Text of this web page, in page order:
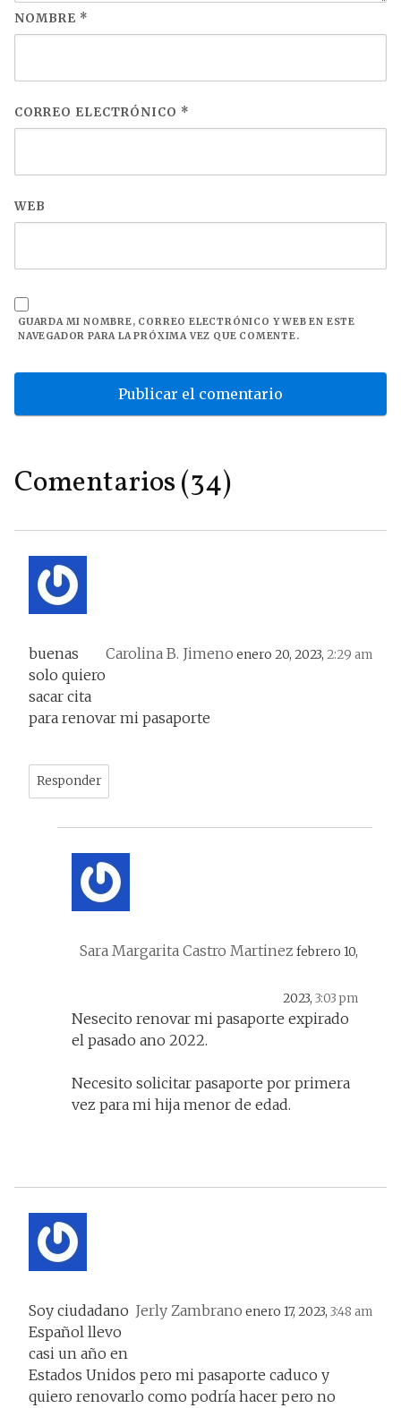
NOMBRE *
CORREO ELECTRÓNICO *
WEB
GUARDA MI NOMBRE, CORREO ELECTRÓNICO Y WEB EN ESTE
NAVEGADOR PARA LA PRÓXIMA VEZ QUE COMENTE.
Comentarios (34)
Carolina B. Jimeno enero 20, 2023, 2:29 am
buenas
solo quiero
sacar cita
para renovar mi pasaporte
Responder
Sara Margarita Castro Martinez febrero 10,
2023, 3:03 pm
Nesecito renovar mi pasaporte expirado
el pasado ano 2022.
Necesito solicitar pasaporte por primera
vez para mi hija menor de edad.
Jerly Zambrano enero 17, 2023, 3:48 am
Soy ciudadano
Español llevo
casi un año en
Estados Unidos pero mi pasaporte caduco y
quiero renovarlo como podría hacer pero no